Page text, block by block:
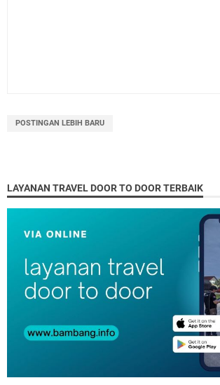
POSTINGAN LEBIH BARU
LAYANAN TRAVEL DOOR TO DOOR TERBAIK